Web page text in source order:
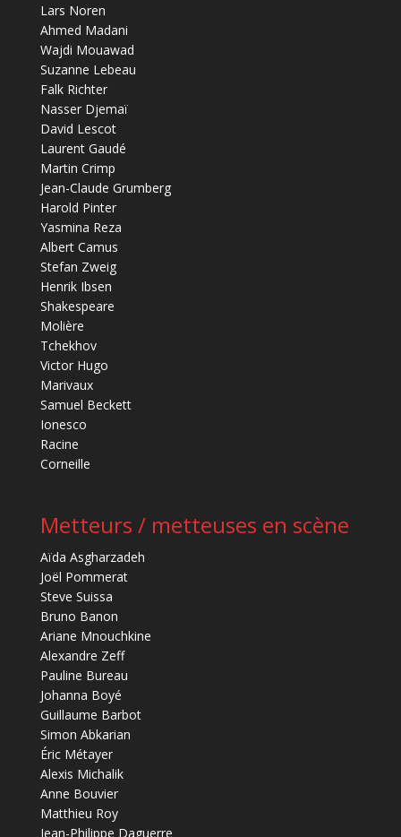
Lars Noren
Ahmed Madani
Wajdi Mouawad
Suzanne Lebeau
Falk Richter
Nasser Djemaï
David Lescot
Laurent Gaudé
Martin Crimp
Jean-Claude Grumberg
Harold Pinter
Yasmina Reza
Albert Camus
Stefan Zweig
Henrik Ibsen
Shakespeare
Molière
Tchekhov
Victor Hugo
Marivaux
Samuel Beckett
Ionesco
Racine
Corneille
Metteurs / metteuses en scène
Aïda Asgharzadeh
Joël Pommerat
Steve Suissa
Bruno Banon
Ariane Mnouchkine
Alexandre Zeff
Pauline Bureau
Johanna Boyé
Guillaume Barbot
Simon Abkarian
Éric Métayer
Alexis Michalik
Anne Bouvier
Matthieu Roy
Jean-Philippe Daguerre